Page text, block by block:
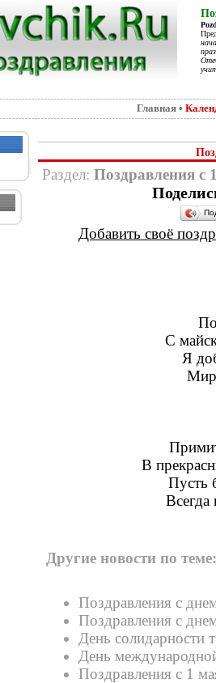
Главная •
Раздел: Поздравления с
Добавить своё
С
Я
В
Пусть
Всегда
Другие новости по теме:
Поздравления с
Поздравления с
День солидарности
День
Поздравления с 1